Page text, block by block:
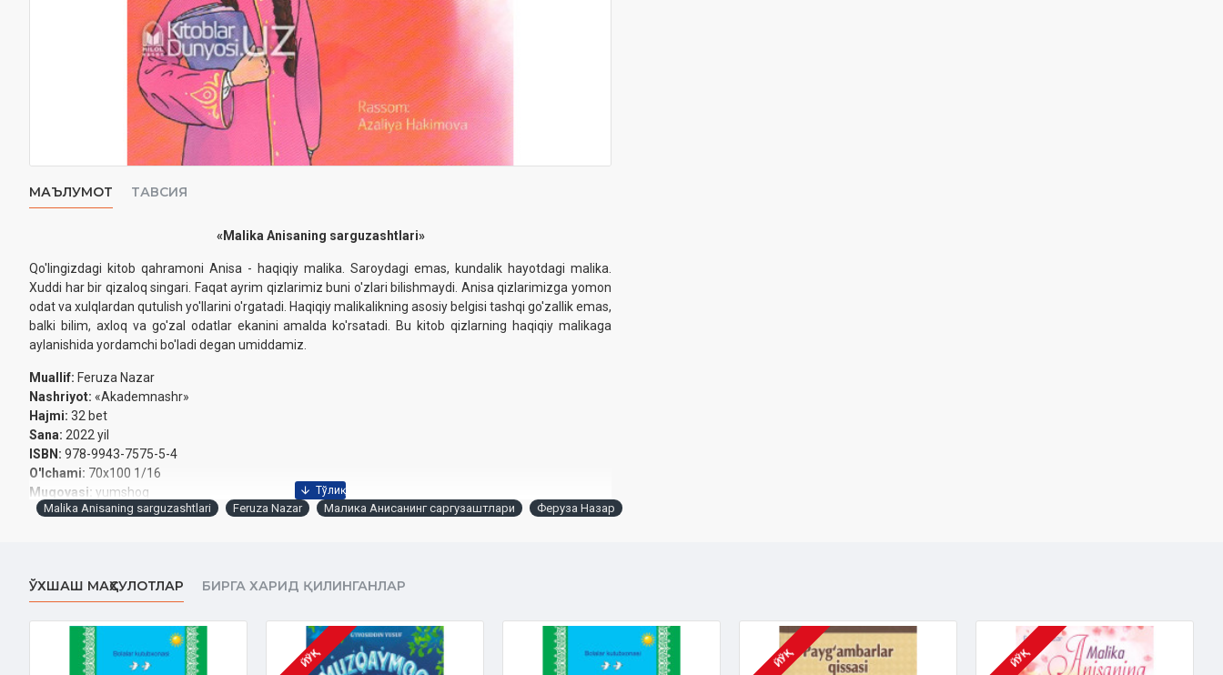
МАЪЛУМОТ ТАВСИЯ
«Malika Anisaning sarguzashtlari»
Qo'lingizdagi kitob qahramoni Anisa - haqiqiy malika. Saroydagi emas, kundalik hayotdagi malika.
Xuddi har bir qizaloq singari. Faqat ayrim qizlarimiz buni o'zlari bilishmaydi. Anisa qizlarimizga yomon
odat va xulqlardan qutulish yo'llarini o'rgatadi. Haqiqiy malikalikning asosiy belgisi tashqi go'zallik emas,
balki bilim, axloq va go'zal odatlar ekanini amalda ko'rsatadi. Bu kitob qizlarning haqiqiy malikaga
aylanishida yordamchi bo'ladi degan umiddamiz.
Muallif: Feruza Nazar
Nashriyot: «Akademnashr»
Hajmi: 32 bet
Sana: 2022 yil
ISBN: 978-9943-7575-5-4
O'lchami: 70х100 1/16
Muqovasi: yumshoq
Malika Anisaning sarguzashtlari Feruza Nazar Малика Анисанинг саргузаштлари Феруза Назар
ЎХШАШ МАҲСУЛОТЛАР БИРГА ХАРИД ҚИЛИНГАНЛАР
ЙЎҚ ЙЎҚ ЙЎҚ